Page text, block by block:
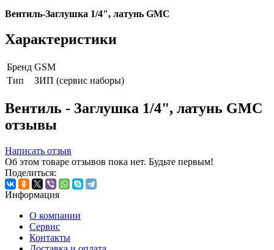
Вентиль-Заглушка 1/4", латунь GMC
Характеристики
Бренд GSM
Тип
ЗИП (сервис наборы)
Вентиль - Заглушка 1/4", латунь GMC
отзывы
Написать отзыв
Об этом товаре отзывов пока нет. Будьте первым!
Поделиться:
Информация
О компании
Сервис
Контакты